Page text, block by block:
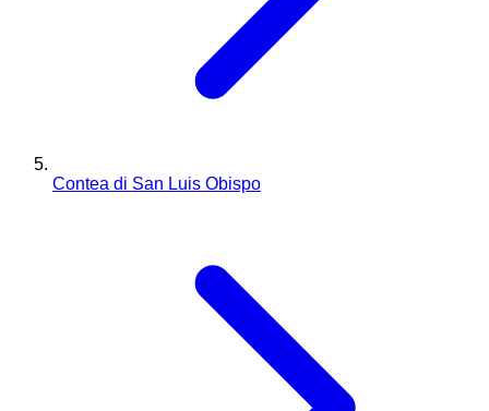
Contea di San Luis Obispo